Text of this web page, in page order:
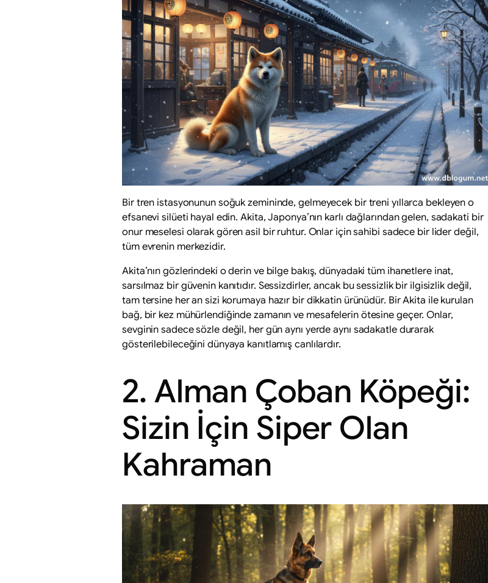
Bir tren istasyonunun soğuk zemininde, gelmeyecek bir treni yıllarca bekleyen o
efsanevi silüeti hayal edin. Akita, Japonya’nın karlı dağlarından gelen, sadakati bir
onur meselesi olarak gören asil bir ruhtur. Onlar için sahibi sadece bir lider değil,
tüm evrenin merkezidir.
Akita’nın gözlerindeki o derin ve bilge bakış, dünyadaki tüm ihanetlere inat,
sarsılmaz bir güvenin kanıtıdır. Sessizdirler, ancak bu sessizlik bir ilgisizlik değil,
tam tersine her an sizi korumaya hazır bir dikkatin ürünüdür. Bir Akita ile kurulan
bağ, bir kez mühürlendiğinde zamanın ve mesafelerin ötesine geçer. Onlar,
sevginin sadece sözle değil, her gün aynı yerde aynı sadakatle durarak
gösterilebileceğini dünyaya kanıtlamış canlılardır.
2. Alman Çoban Köpeği:
Sizin İçin Siper Olan
Kahraman